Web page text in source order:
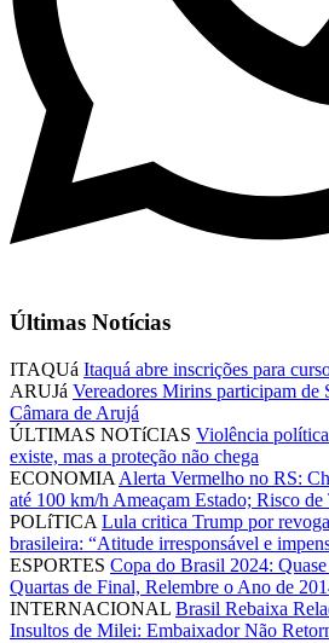
Últimas Notícias
ITAQUá Itaquá abre inscrições para
ARUJá Vereadores Mirins participam de
Câmara de Arujá
ÚLTIMAS NOTíCIAS Violência
existe, mas a proteção não chega
ECONOMIA Alerta Vermelho no RS:
até 100 km/h Ameaçam Estado; Risco de
POLíTICA Lula critica Trump por
brasileira: “Atitude irresponsável e
ESPORTES Copa do Brasil 2024:
Quartas de Final, Relembre o Ano de
INTERNACIONAL Brasil Rebaixa
Insultos de Milei: Embaixador Não